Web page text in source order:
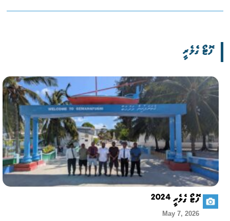
ފޮޓޯ ގެލެރީ
ފޮޓޯ ގެލެރީ 2024
May 7, 2026